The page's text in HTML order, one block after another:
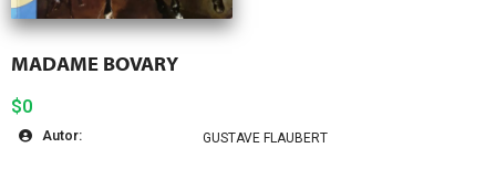
MADAME BOVARY
$0
Autor: GUSTAVE FLAUBERT